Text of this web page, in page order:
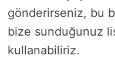
gönderirseniz, bu
bize sunduğunuz
kullanabiliriz.